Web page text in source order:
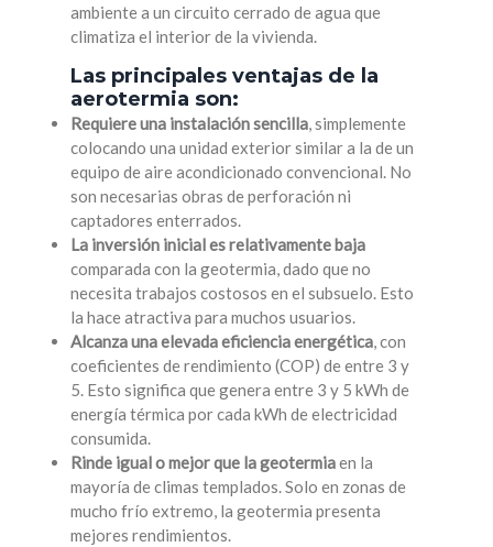
ambiente a un circuito cerrado de agua que
climatiza el interior de la vivienda.
Las principales ventajas de la
aerotermia son:
Requiere una instalación sencilla, simplemente
colocando una unidad exterior similar a la de un
equipo de aire acondicionado convencional. No
son necesarias obras de perforación ni
captadores enterrados.
La inversión inicial es relativamente baja
comparada con la geotermia, dado que no
necesita trabajos costosos en el subsuelo. Esto
la hace atractiva para muchos usuarios.
Alcanza una elevada eficiencia energética, con
coeficientes de rendimiento (COP) de entre 3 y
5. Esto significa que genera entre 3 y 5 kWh de
energía térmica por cada kWh de electricidad
consumida.
Rinde igual o mejor que la geotermiaen la
mayoría de climas templados. Solo en zonas de
mucho frío extremo, la geotermia presenta
mejores rendimientos.